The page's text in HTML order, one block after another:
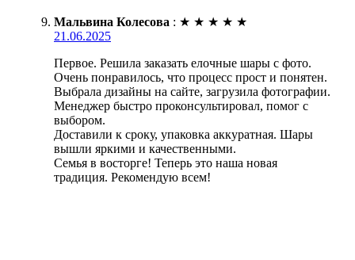
Мальвина Колесова : ★ ★ ★ ★ ★
21.06.2025
Первое. Решила заказать елочные шары с фото.
Очень понравилось, что процесс прост и понятен.
Выбрала дизайны на сайте, загрузила фотографии.
Менеджер быстро проконсультировал, помог с
выбором.
Доставили к сроку, упаковка аккуратная. Шары
вышли яркими и качественными.
Семья в восторге! Теперь это наша новая
традиция. Рекомендую всем!